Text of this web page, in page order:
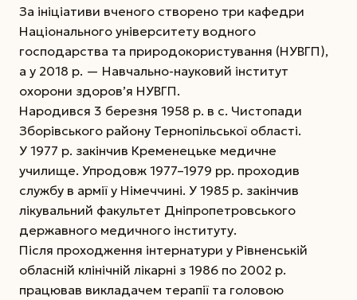
За ініціативи вченого створено три кафедри
Національного університету водного
господарства та природокористування (НУВГП),
а у 2018 р. — Навчально-науковий інститут
охорони здоров’я НУВГП.
Народився 3 березня 1958 р. в с. Чистопади
Зборівського району Тернопільської області.
У 1977 р. закінчив Кременецьке медичне
училище. Упродовж 1977–1979 рр. проходив
службу в армії у Німеччині. У 1985 р. закінчив
лікувальний факультет Дніпропетровського
державного медичного інституту.
Після проходження інтернатури у Рівненській
обласній клінічній лікарні з 1986 по 2002 р.
працював викладачем терапії та головою